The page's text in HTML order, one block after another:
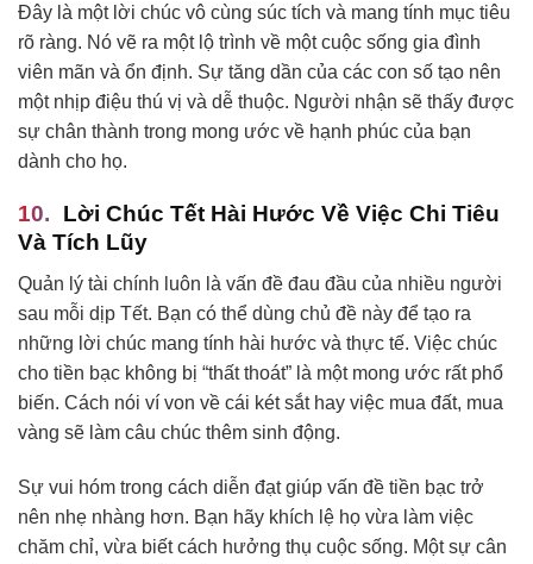
Đây là một lời chúc vô cùng súc tích và mang tính mục tiêu
rõ ràng. Nó vẽ ra một lộ trình về một cuộc sống gia đình
viên mãn và ổn định. Sự tăng dần của các con số tạo nên
một nhịp điệu thú vị và dễ thuộc. Người nhận sẽ thấy được
sự chân thành trong mong ước về hạnh phúc của bạn
dành cho họ.
Lời Chúc Tết Hài Hước Về Việc Chi Tiêu
Và Tích Lũy
Quản lý tài chính luôn là vấn đề đau đầu của nhiều người
sau mỗi dịp Tết. Bạn có thể dùng chủ đề này để tạo ra
những lời chúc mang tính hài hước và thực tế. Việc chúc
cho tiền bạc không bị “thất thoát” là một mong ước rất phổ
biến. Cách nói ví von về cái két sắt hay việc mua đất, mua
vàng sẽ làm câu chúc thêm sinh động.
Sự vui hóm trong cách diễn đạt giúp vấn đề tiền bạc trở
nên nhẹ nhàng hơn. Bạn hãy khích lệ họ vừa làm việc
chăm chỉ, vừa biết cách hưởng thụ cuộc sống. Một sự cân